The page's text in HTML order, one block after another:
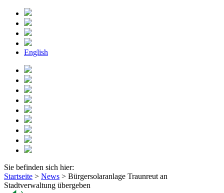
English
Sie befinden sich hier:
Startseite > News > Bürgersolaranlage Traunreut an
Stadtverwaltung übergeben